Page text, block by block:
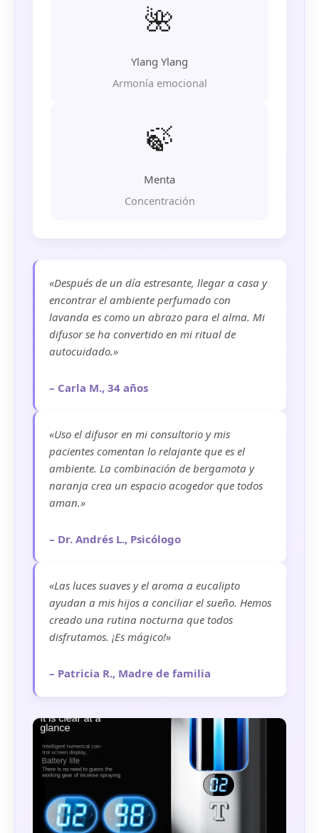
🌺
Ylang Ylang
Armonía emocional
🍃
Menta
Concentración
«Después de un día estresante, llegar a casa y
encontrar el ambiente perfumado con
lavanda es como un abrazo para el alma. Mi
difusor se ha convertido en mi ritual de
autocuidado.»
– Carla M., 34 años
«Uso el difusor en mi consultorio y mis
pacientes comentan lo relajante que es el
ambiente. La combinación de bergamota y
naranja crea un espacio acogedor que todos
aman.»
– Dr. Andrés L., Psicólogo
«Las luces suaves y el aroma a eucalipto
ayudan a mis hijos a conciliar el sueño. Hemos
creado una rutina nocturna que todos
disfrutamos. ¡Es mágico!»
– Patricia R., Madre de familia